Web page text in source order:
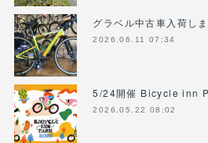
グラベル中古車入荷し
2026.06.11 07:34
5/24開催 Bicycle inn
2026.05.22 08:02